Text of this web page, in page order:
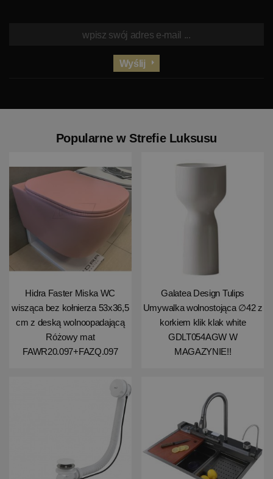
Wyślij
Popularne w Strefie Luksusu
Hidra Faster Miska WC
wisząca bez kołnierza 53x36,5
cm z deską wolnoopadającą
Różowy mat
FAWR20.097+FAZQ.097
Galatea Design Tulips
Umywalka wolnostojąca ∅42 z
korkiem klik klak white
GDLT054AGW W
MAGAZYNIE!!